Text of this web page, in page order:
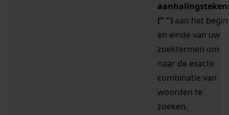
(" ") aan het begin
en einde van uw
zoektermen om
naar de exacte
combinatie van
woorden te
zoeken.